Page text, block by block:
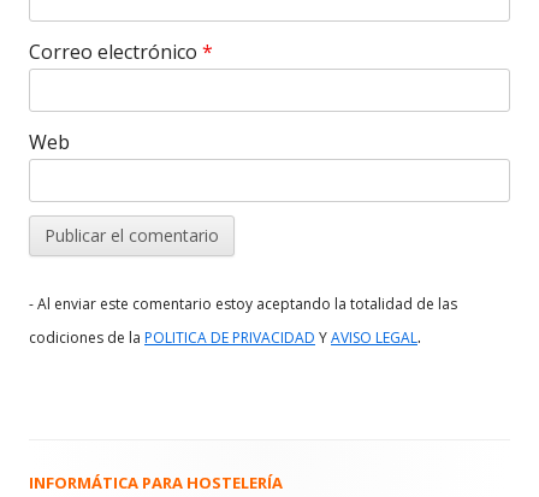
Correo electrónico *
Web
- Al enviar este comentario estoy aceptando la totalidad de las
codiciones de la POLITICA DE PRIVACIDAD YAVISO LEGAL.
INFORMÁTICA PARA HOSTELERÍA